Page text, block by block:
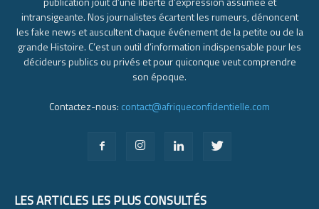
intransigeante. Nos journalistes écartent les rumeurs, dénoncent
les fake news et auscultent chaque événement de la petite ou de la
grande Histoire. C’est un outil d’information indispensable pour les
décideurs publics ou privés et pour quiconque veut comprendre
son époque.
Contactez-nous: contact@afriqueconfidentielle.com
LES ARTICLES LES PLUS CONSULTÉS